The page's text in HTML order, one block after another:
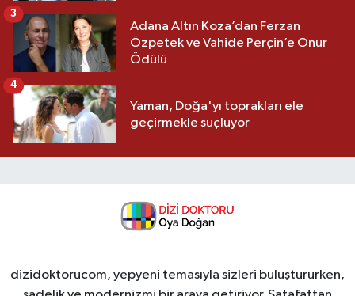
Adana Altın Koza’dan Ferzan
Özpetek ve Vahide Perçin’e Onur
Ödülü
3
Yaman, Doğa'yı toprakları ele
geçirmekle suçluyor
4
dizidoktorucom, yepyeni temasıyla sizleri buluştururken,